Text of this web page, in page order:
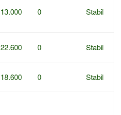
13.000 0 Stabil
22.600 0 Stabil
18.600 0 Stabil